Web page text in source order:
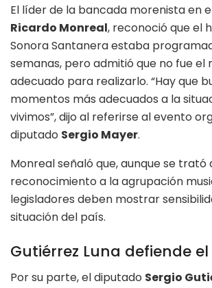
El líder de la bancada morenista en
Ricardo Monreal, reconoció que el
Sonora Santanera estaba
semanas, pero admitió que no fue el
adecuado para realizarlo. “Hay que
momentos más adecuados a la
vivimos”, dijo al referirse al evento
diputado Sergio Mayer.
Monreal señaló que, aunque se trató
reconocimiento a la agrupación
legisladores deben mostrar
situación del país.
Gutiérrez Luna defiende
Por su parte, el diputado Sergio